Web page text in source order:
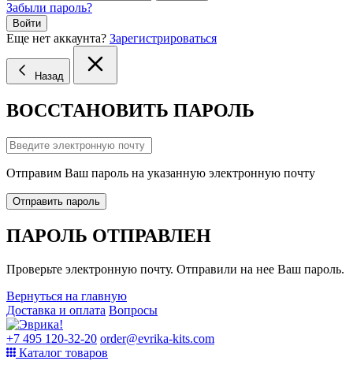
Забыли пароль?
Войти
Еще нет аккаунта? Зарегистрироваться
Назад
ВОССТАНОВИТЬ ПАРОЛЬ
Отправим Ваш пароль на указанную электронную почту
Отправить пароль
ПАРОЛЬ ОТПРАВЛЕН
Проверьте электронную почту. Отправили на нее Ваш пароль.
Вернуться на главную
Доставка и оплата Вопросы
+7 495 120-32-20 order@evrika-kits.com
Каталог товаров